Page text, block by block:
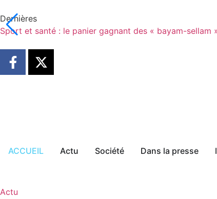
Dernières
Sport et santé : le panier gagnant des « bayam-sellam
ACCUEIL Actu Société Dans la presse
Actu